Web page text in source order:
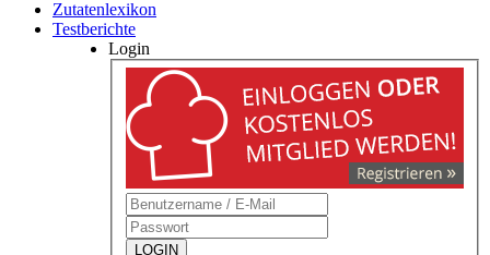
Zutatenlexikon
Testberichte
Login
LOGIN